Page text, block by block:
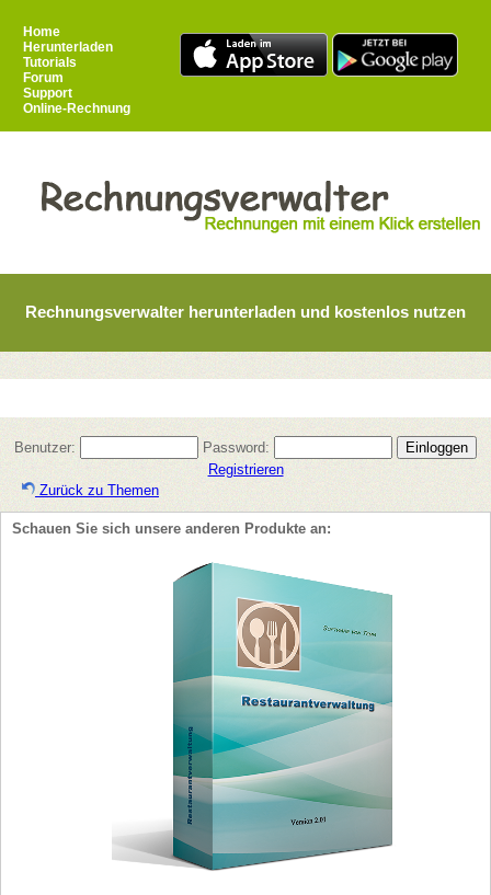
Home
Herunterladen
Tutorials
Forum
Support
Online-Rechnung
Rechnungsverwalter herunterladen und kostenlos nutzen
Benutzer:
Password:
Registrieren
Zurück zu Themen
Schauen Sie sich unsere anderen Produkte an: